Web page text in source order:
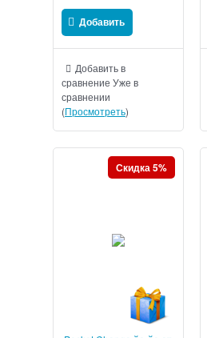
Добавить
Добавить в
сравнение Уже в
сравнении
(Просмотреть)
Скидка 5%